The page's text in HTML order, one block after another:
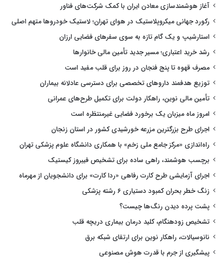
آغاز هوشمندسازی معادن ایران با کمک شرکت‌های فناور
رکورد جهانی میکروپلاستیک در هوای تهران؛ لاستیک خودروها متهم اصلی
استارشیپ و یک گام تازه به سوی سفرهای فضایی ارزان
رشد خرید اعتباری؛ مسیر جدید تأمین مالی خانوارها
مصرف قهوه تا پنج فنجان در روز برای قلب مفید است
توزیع هدفمند داروهای تخصصی برای دسترسی عادلانه بیماران
تأمین مالی نوین، راهکار دولت برای تکمیل طرح‌های عمرانی
امروز ماه میزبان یک برخورد فضایی غیرمنتظره است
اجرای طرح بزرگترین مزرعه خورشیدی کشور در استان زنجان
راه‌اندازی «مرکز جامع ملی زخم» با همکاری دانشگاه علوم پزشکی تهران
برچسب هوشمند، راهی ساده برای تشخیص فیبروز کیستیک
اجرای آزمایشی طرح کارت رفاهی «ردا کارت» برای دانشجویان از مهرماه
زنگ خطر بحران کمبود دستیاری ۶ رشته پزشکی
پشت پرده دیدن رنگ‌ها چیست؟
تشخیص زودهنگام، کلید درمان بیماری دریچه قلب
نانوسیالات، راهکار نوین برای ارتقای شبکه برق
پیشگیری از جرم با قدرت هوش مصنوعی